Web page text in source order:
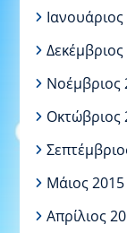
Νοέμβριος
Οκτώβριος
Μάιος 2015
Απρίλιος